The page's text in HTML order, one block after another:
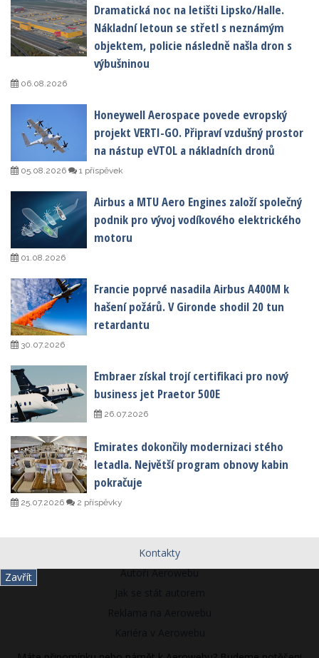
Zavřít
Dramatická noc na letišti Lipsko/Halle.
Nákladní letoun se střetl s neznámým
objektem, policie následně našla dron s
výbušninou
06.08.2026
Honeywell Aerospace povede evropský
projekt VERTI-GO. Připraví vzdušný prostor
na nástup eVTOL a nákladních dronů
05.08.2026 1 příspěvek
Airbus a MTU Aero Engines založí společný
podnik pro vývoj vodíkového elektrického
motoru
01.08.2026
Francie poprvé nasadila Airbus A400M k
hašení požárů. V Gironde shodil 20 tun
retardantu
30.07.2026
Embraer získal trojí certifikaci pro nový
business jet Praetor 500E
26.07.2026
Emirates dokončily modernizaci stého
letadla. Největší program obnovy kabin
pokračuje
25.07.2026 2 příspěvky
Kontakty
Autoři Aerowebu